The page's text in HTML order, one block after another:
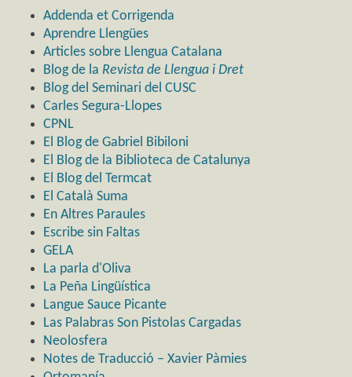
Addenda et Corrigenda
Aprendre Llengües
Articles sobre Llengua Catalana
Blog de la Revista de Llengua i Dret
Blog del Seminari del CUSC
Carles Segura-Llopes
CPNL
El Blog de Gabriel Bibiloni
El Blog de la Biblioteca de Catalunya
El Blog del Termcat
El Català Suma
En Altres Paraules
Escribe sin Faltas
GELA
La parla d'Oliva
La Peña Lingüística
Langue Sauce Picante
Las Palabras Son Pistolas Cargadas
Neolosfera
Notes de Traducció – Xavier Pàmies